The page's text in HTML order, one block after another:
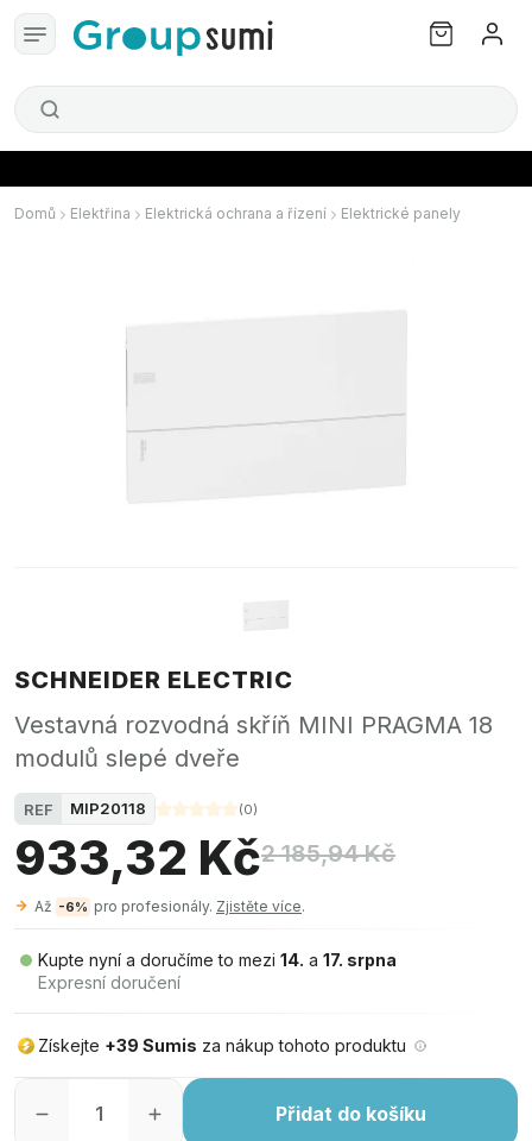
Domů Elektřina Elektrická ochrana a řízení Elektrické panely
SCHNEIDER ELECTRIC
Vestavná rozvodná skříň MINI PRAGMA 18
modulů slepé dveře
REF MIP20118 (0)
933,32 Kč2 185,94 Kč
Až -6% pro profesionály. Zjistěte více.
Kupte nyní a doručíme to mezi 14. a 17. srpna
Expresní doručení
Získejte +39 Sumis za nákup tohoto produktu
Přidat do košíku